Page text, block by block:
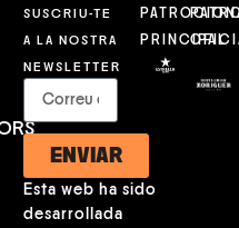
SUSCRIU-TE
A LA NOSTRA
NEWSLETTER
ENVIAR
Esta web ha sido
desarrollada
PRINCIPAL